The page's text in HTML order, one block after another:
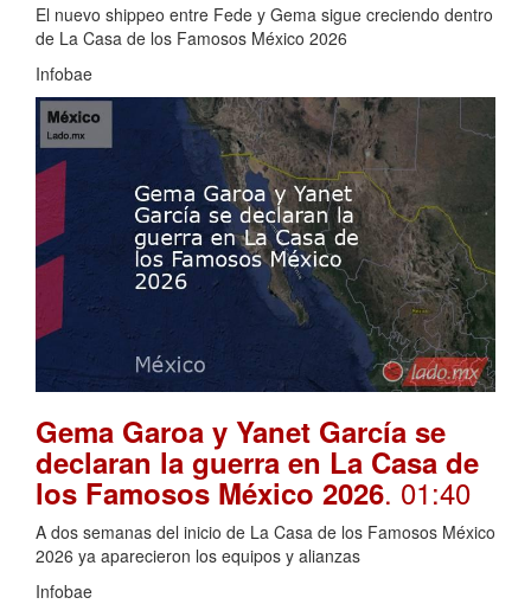
El nuevo shippeo entre Fede y Gema sigue creciendo dentro
de La Casa de los Famosos México 2026
Infobae
Gema Garoa y Yanet García se
declaran la guerra en La Casa de
los Famosos México 2026. 01:40
A dos semanas del inicio de La Casa de los Famosos México
2026 ya aparecieron los equipos y alianzas
Infobae